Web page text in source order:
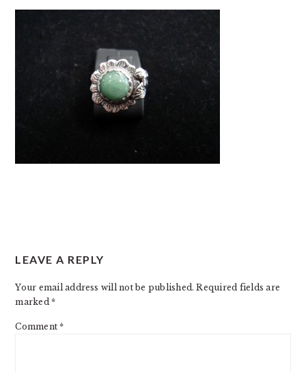
INTERACTIONS
LEAVE A REPLY
Your email address will not be published. Required fields are
marked*
Comment*